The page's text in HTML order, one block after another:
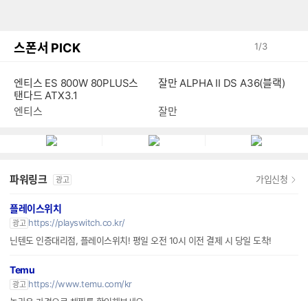
스폰서 PICK 1/3
엔티스 ES 800W 80PLUS스
탠다드 ATX3.1
파워링크 광고
플레이스위치
광고 https://playswitch.co.kr/
닌텐도 인증대리점, 플레이스위치! 평일 오전 10시 이전 결제 시 당일 도착!
Temu